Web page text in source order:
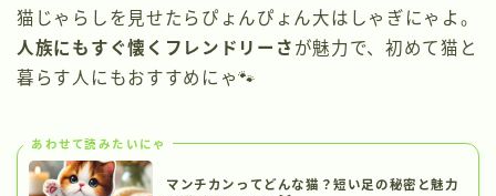
猫じゃらしを見せたらぴょんぴょん大はしゃぎにゃよ。
人族にもすぐ懐くフレンドリーさ が魅力で、初めて猫と
暮らす人にもおすすめにゃ🐾
あわせて読みたいにゃ
マンチカンってどんな猫？短い足の秘密と魅力